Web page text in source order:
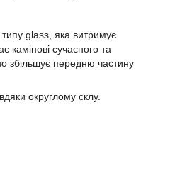
glass, яка витримує
камінові сучасного та
збільшує передню частину
округлому склу.